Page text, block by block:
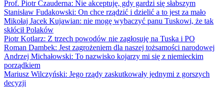
Prof. Piotr Czauderna: Nie akceptuję, gdy gardzi się słabszym
Stanisław Fudakowski: On chce rządzić i dzielić a to jest za mało
Mikołaj Jacek Kujawian: nie mogę wybaczyć panu Tuskowi, że tak
skłócił Polaków
Piotr Kotlarz: Z trzech powodów nie zagłosuję na Tuska i PO
Roman Dambek: Jest zagrożeniem dla naszej tożsamości narodowej
Andrzej Michałowski: To nazwisko kojarzy mi się z niemieckim
porządkiem
Mariusz Wilczyński: Jego rządy zaskutkowały jednymi z gorszych
decyzji